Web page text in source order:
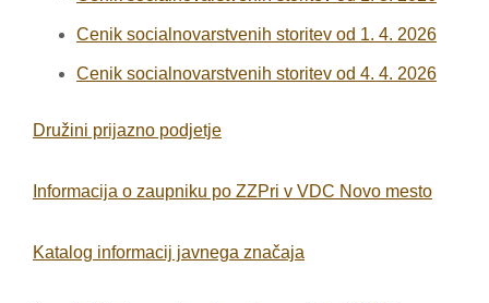
O nas
Trgovina
Cenik socialnovarstvenih storitev od 1. 4. 2026
Cenik socialnovarstvenih storitev od 4. 4. 2026
Družini prijazno podjetje
Informacija o zaupniku po ZZPri v VDC Novo mesto
Katalog informacij javnega značaja